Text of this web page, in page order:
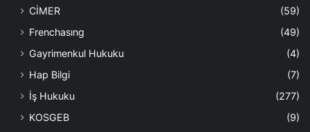
CİMER
(59)
Frenchasıng
(49)
Gayrimenkul Hukuku
(4)
Hap Bilgi
(7)
İş Hukuku
(277)
KOSGEB
(9)